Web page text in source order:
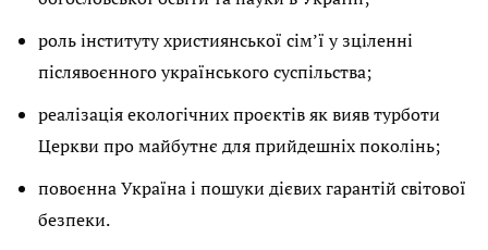
роль інституту християнської сім’ї у зціленні
післявоєнного українського суспільства;
реалізація екологічних проєктів як вияв турботи
Церкви про майбутнє для прийдешніх поколінь;
повоєнна Україна і пошуки дієвих гарантій світової
безпеки.